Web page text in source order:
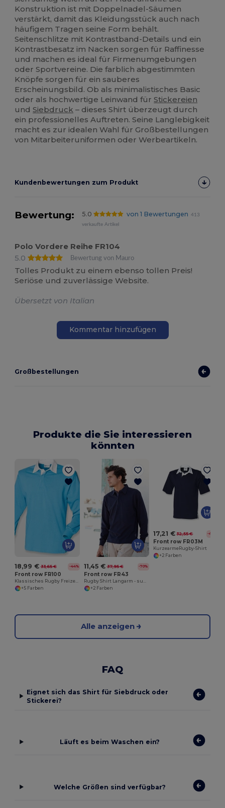
Konstruktion ist mit Doppelnadel-Säumen
verstärkt, damit das Kleidungsstück auch nach
häufigem Tragen seine Form behält.
Seitenschlitze mit Kontrastband-Details und ein
Kontrastbesatz im Nacken sorgen für Raffinesse
und machen es ideal für Firmenumgebungen
oder Sportvereine. Die farblich abgestimmten
Knöpfe sorgen für ein sauberes
Erscheinungsbild. Ob als minimalistisches Basic
oder als hochwertige Leinwand fürStickereien
undSiebdruck – dieses Shirt überzeugt durch
ein professionelles Auftreten. Seine Langlebigkeit
macht es zur idealen Wahl für Großbestellungen
von Mitarbeiteruniformen oder Werbeartikeln.
Kundenbewertungen zum Produkt
Bewertung: 5.0 von 1 Bewertungen
413
verkaufte Artikel
Polo Vordere Reihe FR104
5.0
Bewertung von Mauro
Tolles Produkt zu einem ebenso tollen Preis!
Seriöse und zuverlässige Website.
Übersetzt von Italian
Kommentar hinzufügen
Großbestellungen
Produkte die Sie interessieren
könnten
18,99 € 33,65 € -44%
Front row FR100
+5 Farben
11,45 € 37,95 € -70%
Front row FR43
+2 Farben
17,21 € 32,55 € -47%
Front row FR03M
KurzearmeRugby-Shirt
+2 Farben
Alle anzeigen
FAQ
Eignet sich das Shirt für Siebdruck oder
Stickerei?
Läuft es beim Waschen ein?
Welche Größen sind verfügbar?